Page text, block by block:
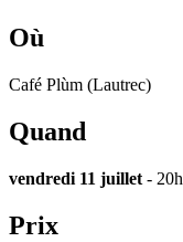
Où
Café Plùm (Lautrec)
Quand
vendredi 11 juillet - 20h
Prix